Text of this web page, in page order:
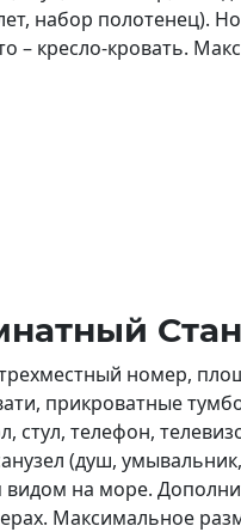
набор полотенец).
– кресло-кровать.
номер,
прикроватные
стул, телефон,
(душ,
на море.
Максимальное